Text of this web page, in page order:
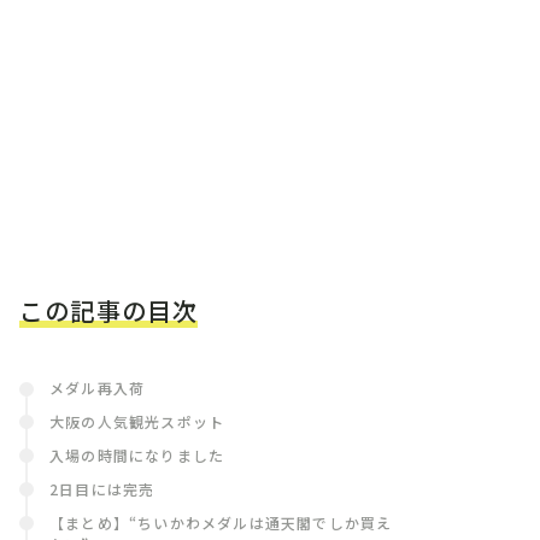
この記事の目次
メダル再入荷
大阪の人気観光スポット
入場の時間になりました
2日目には完売
【まとめ】“ちいかわメダルは通天閣でしか買え